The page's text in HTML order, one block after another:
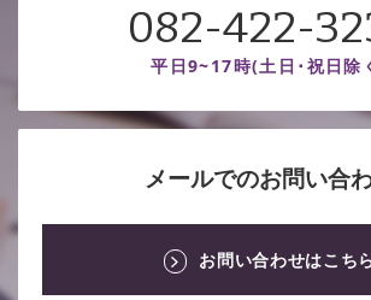
082-422-
平日9~17時(土日･祝日除
メールでのお問い合
お問い合わせはこち